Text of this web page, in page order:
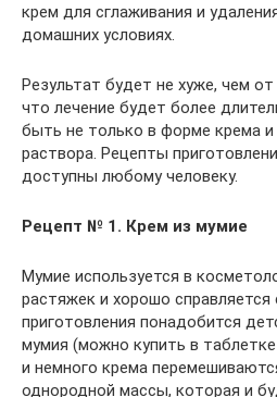
крем для сглаживания и
домашних условиях.
Результат будет не хуже, чем
что лечение будет более
быть не только в форме крема и
раствора. Рецепты
доступны любому человеку.
Рецепт № 1. Крем из мумие
Мумие используется в
растяжек и хорошо
приготовления понадобится
мумия (можно купить в
и немного крема
однородной массы, которая и